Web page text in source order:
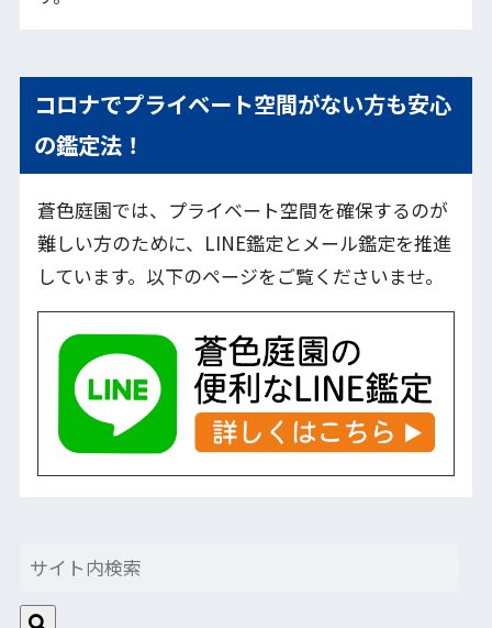
コロナでプライベート空間がない方も安心
の鑑定法！
蒼色庭園では、プライベート空間を確保するのが
難しい方のために、LINE鑑定とメール鑑定を推進
しています。以下のページをご覧くださいませ。